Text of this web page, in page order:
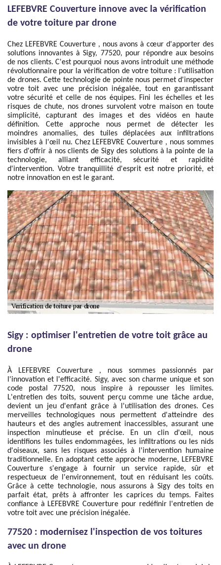
LEFEBVRE Couverture innove avec la vérification
de votre toiture par drone
Chez LEFEBVRE Couverture , nous avons à cœur d'apporter des
solutions innovantes à Sigy, 77520, pour répondre aux besoins
de nos clients. C'est pourquoi nous avons introduit une méthode
révolutionnaire pour la vérification de votre toiture : l'utilisation
de drones. Cette technologie de pointe nous permet d'inspecter
votre toit avec une précision inégalée, tout en garantissant
votre sécurité et celle de nos équipes. Fini les échelles et les
risques de chute, nos drones survolent votre maison en toute
simplicité, capturant des images et des vidéos en haute
définition. Cette approche nous permet de détecter les
moindres anomalies, des tuiles déplacées aux infiltrations
invisibles à l'œil nu. Chez LEFEBVRE Couverture , nous sommes
fiers d'offrir à nos clients de Sigy des solutions à la pointe de la
technologie, alliant efficacité, sécurité et rapidité
d'intervention. Votre tranquillité d'esprit est notre priorité, et
notre innovation en est le garant.
Sigy : optimiser l'entretien de votre toit grâce au
drone
À LEFEBVRE Couverture , nous sommes passionnés par
l'innovation et l'efficacité. Sigy, avec son charme unique et son
code postal 77520, nous inspire à repousser les limites.
L'entretien des toits, souvent perçu comme une tâche ardue,
devient un jeu d'enfant grâce à l'utilisation des drones. Ces
merveilles technologiques nous permettent d'atteindre des
hauteurs et des angles autrement inaccessibles, assurant une
inspection minutieuse et précise. En un clin d'œil, nous
identifions les tuiles endommagées, les infiltrations ou les nids
d'oiseaux, sans les risques associés à l'intervention humaine
traditionnelle. En adoptant cette approche moderne, LEFEBVRE
Couverture s'engage à fournir un service rapide, sûr et
respectueux de l'environnement, tout en réduisant les coûts.
Grâce à cette technologie, nous assurons à Sigy des toits en
parfait état, prêts à affronter les caprices du temps. Faites
confiance à LEFEBVRE Couverture pour redéfinir l'entretien de
votre toit avec une précision inégalée.
77520 : modernisez l'inspection de vos toitures
avec un drone